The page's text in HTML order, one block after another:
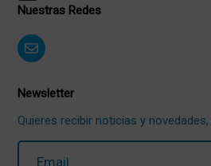
Nuestras Redes
Newsletter
Quieres recibir noticias y